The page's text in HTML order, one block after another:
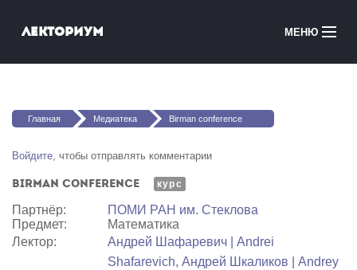
Лекториум МЕНЮ
Медиатека
Вы здесь
Главная Медиатека Birman conference
Войдите, чтобы отправлять комментарии
Birman conference курс
Партнёр:
ПОМИ РАН им. Стеклова
Предмет:
Математика
Лектор:
Андрей Шафаревич | Andrei
Shafarevich, Андрей Шкаликов | Andrey